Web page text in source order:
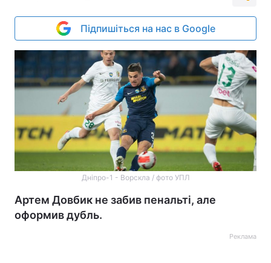
Підпишіться на нас в Google
Дніпро-1 - Ворскла / фото УПЛ
Артем Довбик не забив пенальті, але
оформив дубль.
Реклама